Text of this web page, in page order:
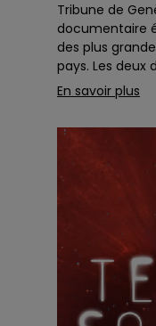
Tribune de
documentaire
des plus
pays. Les deux
diffusés
En savoir plus